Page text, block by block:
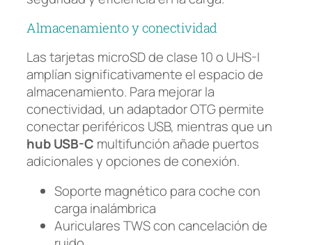
Almacenamiento y conectividad
Las tarjetas microSD de clase 10 o UHS-I
amplían significativamente el espacio de
almacenamiento. Para mejorar la
conectividad, un adaptador OTG permite
conectar periféricos USB, mientras que un
hub USB-C multifunción añade puertos
adicionales y opciones de conexión.
Soporte magnético para coche con
carga inalámbrica
Auriculares TWS con cancelación de